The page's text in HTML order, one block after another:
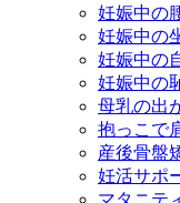
妊娠中の
妊娠中の
妊娠中の
妊娠中の
母乳の出
抱っこで
産後骨盤
妊活サポ
マタニテ